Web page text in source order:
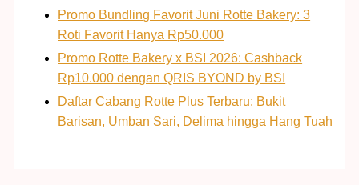
Promo Bundling Favorit Juni Rotte Bakery: 3
Roti Favorit Hanya Rp50.000
Promo Rotte Bakery x BSI 2026: Cashback
Rp10.000 dengan QRIS BYOND by BSI
Daftar Cabang Rotte Plus Terbaru: Bukit
Barisan, Umban Sari, Delima hingga Hang Tuah